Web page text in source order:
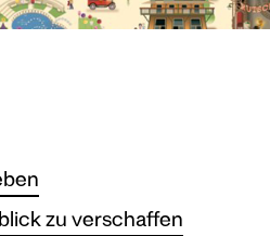
zu verschaffen